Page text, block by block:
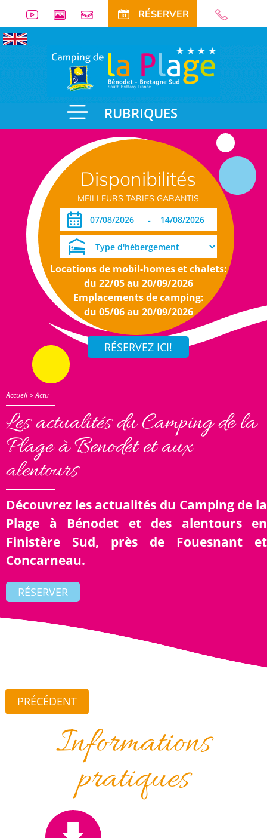
RÉSERVER
RUBRIQUES
Disponibilités
MEILLEURS TARIFS GARANTIS
-
Locations de mobil-homes et chalets:
du 22/05 au 20/09/2026
Emplacements de camping:
du 05/06 au 20/09/2026
Accueil>Actu
Les actualités du Camping de la
Plage à Benodet et aux
alentours
Découvrez les actualités du Camping de la
Plage à Bénodet et des alentours en
Finistère Sud, près de Fouesnant et
Concarneau.
RÉSERVER
PRÉCÉDENT
Informations
pratiques